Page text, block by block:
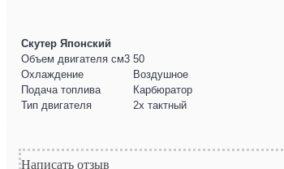
Скутер Японский
Объем двигателя см3 50
Охлаждение
Воздушное
Подача топлива
Карбюратор
Тип двигателя
2х тактный
Написать отзыв